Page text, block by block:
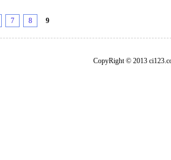
7 8 9
CopyRight © 2013